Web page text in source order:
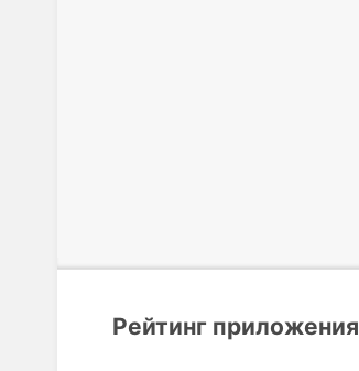
Рейтинг приложения